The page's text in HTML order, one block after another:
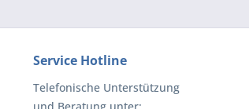
Service Hotline
Telefonische Unterstützung